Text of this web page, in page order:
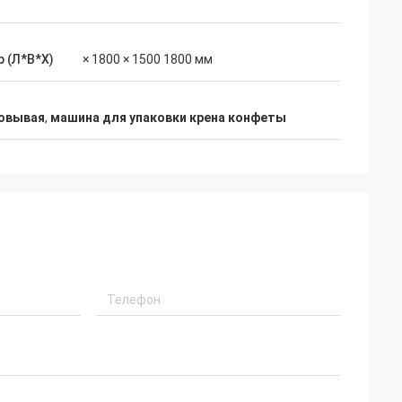
(Л*В*Х) × 1800 × 1500 1800 мм
, машина для упаковки крена конфеты